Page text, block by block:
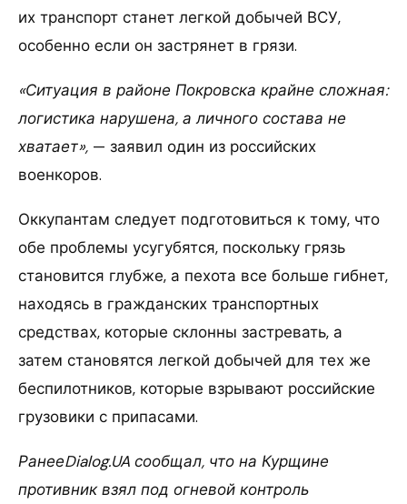
их транспорт станет легкой добычей ВСУ,
особенно если он застрянет в грязи.
«Ситуация в районе Покровска крайне сложная:
логистика нарушена, а личного состава не
хватает», — заявил один из российских
военкоров.
Оккупантам следует подготовиться к тому, что
обе проблемы усугубятся, поскольку грязь
становится глубже, а пехота все больше гибнет,
находясь в гражданских транспортных
средствах, которые склонны застревать, а
затем становятся легкой добычей для тех же
беспилотников, которые взрывают российские
грузовики с припасами.
РанееDialog.UA сообщал, что на Курщине
противник взял под огневой контроль